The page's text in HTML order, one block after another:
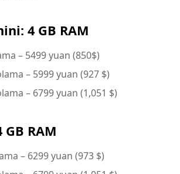
4 GB RAM
– 5499 yuan (850$)
– 5999 yuan (927 $)
– 6799 yuan (1,051 $)
GB RAM
– 6299 yuan (973 $)